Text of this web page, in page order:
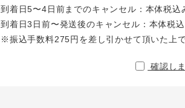
到着日5〜4日前までのキャンセル：本体税
到着日3日前〜発送後のキャンセル：本体税
※振込手数料275円を差し引かせて頂いた上
確認し